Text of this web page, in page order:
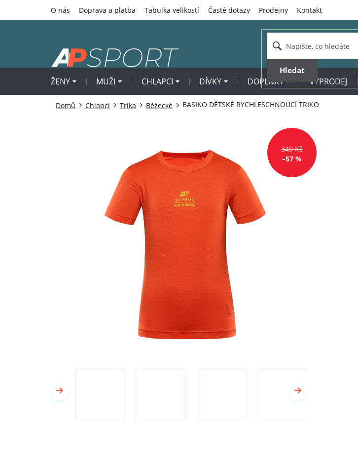
O nás Doprava a platba Tabulka velikostí Časté dotazy Prodejny Kontakt
Hledat
ŽENY MUŽI CHLAPCI DÍVKY DOPLŇKY VÝPRODEJ
Domů Chlapci Trika Běžecké BASIKO DĚTSKÉ RYCHLESCHNOUCÍ TRIKO
349 Kč
–57 %